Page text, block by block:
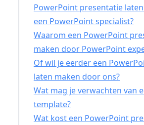
PowerPoint presentatie
een PowerPoint specialist?
Waarom een PowerPoint
maken door PowerPoint
Of wil je eerder een
laten maken door ons?
Wat mag je verwachten van
template?
Wat kost een PowerPoint